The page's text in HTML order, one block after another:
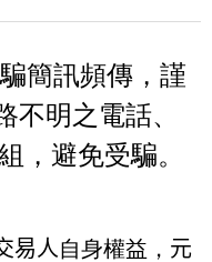
簡訊頻傳，謹
不明之電話、
，避免受騙。
易人自身權益， 元